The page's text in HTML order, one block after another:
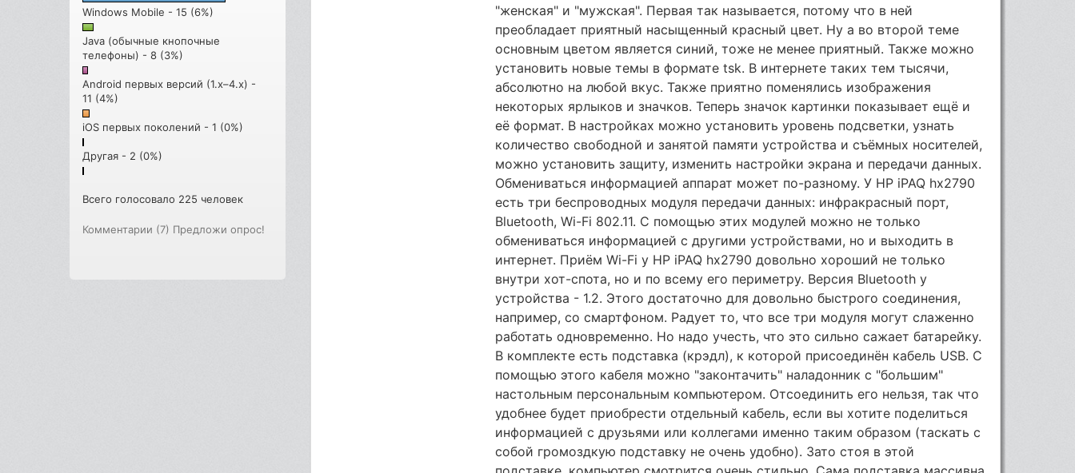
Windows Mobile - 15 (6%)
Java (обычные кнопочные
телефоны) - 8 (3%)
Android первых версий (1.x–4.x) -
11 (4%)
iOS первых поколений - 1 (0%)
Другая - 2 (0%)
Всего голосовало 225 человек
Комментарии (7) Предложи опрос!
"женская" и "мужская". Первая так называется, потому что в ней
преобладает приятный насыщенный красный цвет. Ну а во второй теме
основным цветом является синий, тоже не менее приятный. Также можно
установить новые темы в формате tsk. В интернете таких тем тысячи,
абсолютно на любой вкус. Также приятно поменялись изображения
некоторых ярлыков и значков. Теперь значок картинки показывает ещё и
её формат. В настройках можно установить уровень подсветки, узнать
количество свободной и занятой памяти устройства и съёмных носителей,
можно установить защиту, изменить настройки экрана и передачи данных.
Обмениваться информацией аппарат может по-разному. У НР iPAQ hx2790
есть три беспроводных модуля передачи данных: инфракрасный порт,
Bluetooth, Wi-Fi 802.11. С помощью этих модулей можно не только
обмениваться информацией с другими устройствами, но и выходить в
интернет. Приём Wi-Fi у НР iPAQ hx2790 довольно хороший не только
внутри хот-спота, но и по всему его периметру. Версия Bluetooth у
устройства - 1.2. Этого достаточно для довольно быстрого соединения,
например, со смартфоном. Радует то, что все три модуля могут слаженно
работать одновременно. Но надо учесть, что это сильно сажает батарейку.
В комплекте есть подставка (крэдл), к которой присоединён кабель USB. С
помощью этого кабеля можно "законтачить" наладонник с "большим"
настольным персональным компьютером. Отсоединить его нельзя, так что
удобнее будет приобрести отдельный кабель, если вы хотите поделиться
информацией с друзьями или коллегами именно таким образом (таскать с
собой громоздкую подставку не очень удобно). Зато стоя в этой